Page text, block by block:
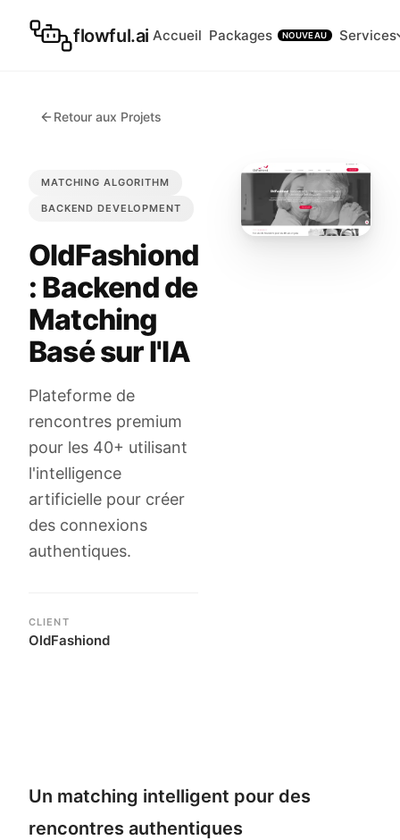
flowful.ai Accueil Packages NOUVEAU Services
Retour aux Projets
MATCHING ALGORITHM
BACKEND DEVELOPMENT
OldFashiond
: Backend de
Matching
Basé sur l'IA
Plateforme de
rencontres premium
pour les 40+ utilisant
l'intelligence
artificielle pour créer
des connexions
authentiques.
CLIENT
OldFashiond
Un matching intelligent pour des
rencontres authentiques